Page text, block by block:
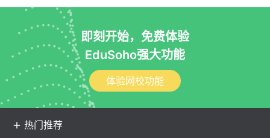
即刻开始，免费体验
EduSoho强大功能
体验网校功能
热门推荐